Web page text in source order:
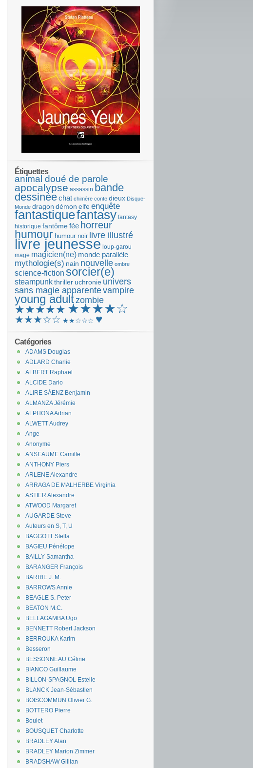
Étiquettes
animal doué de parole
apocalypse assassin bande
dessinéechat chimère conte dieux Disque-
Monde dragon démon elfeenquête
fantastiquefantasy fantasy
historique fantômefée horreur
humour humour noir livre illustré
livre jeunesse loup-garou
mage magicien(ne) monde parallèle
mythologie(s) nain nouvelle ombre
science-fiction sorcier(e)
steampunkthriller uchronie univers
sans magie apparentevampire
young adultzombie
★★★★★ ★★★★☆
★★★☆☆ ★★☆☆☆ ♥
Catégories
ADAMS Douglas
ADLARD Charlie
ALBERT Raphaël
ALCIDE Dario
ALIRE SÁENZ Benjamin
ALMANZA Jérémie
ALPHONA Adrian
ALWETT Audrey
Ange
Anonyme
ANSEAUME Camille
ANTHONY Piers
ARLENE Alexandre
ARRAGA DE MALHERBE Virginia
ASTIER Alexandre
ATWOOD Margaret
AUGARDE Steve
Auteurs en S, T, U
BAGGOTT Stella
BAGIEU Pénélope
BAILLY Samantha
BARANGER François
BARRIE J. M.
BARROWS Annie
BEAGLE S. Peter
BEATON M.C.
BELLAGAMBA Ugo
BENNETT Robert Jackson
BERROUKA Karim
Besseron
BESSONNEAU Céline
BIANCO Guillaume
BILLON-SPAGNOL Estelle
BLANCK Jean-Sébastien
BOISCOMMUN Olivier G.
BOTTERO Pierre
Boulet
BOUSQUET Charlotte
BRADLEY Alan
BRADLEY Marion Zimmer
BRADSHAW Gillian